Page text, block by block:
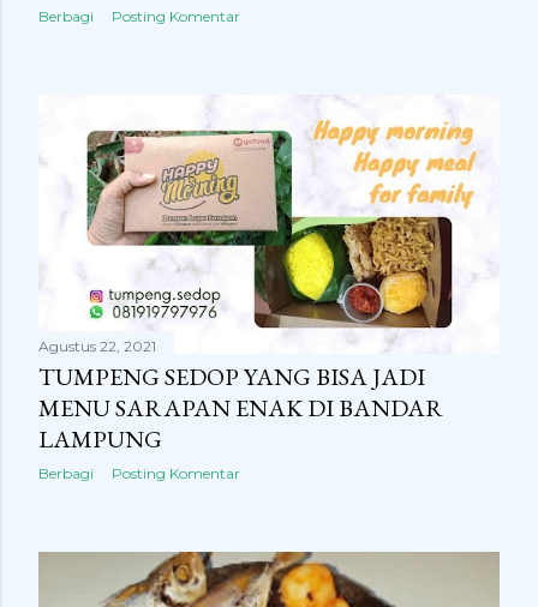
Berbagi Posting Komentar
Agustus 22, 2021
TUMPENG SEDOP YANG BISA JADI
MENU SARAPAN ENAK DI BANDAR
LAMPUNG
Berbagi Posting Komentar